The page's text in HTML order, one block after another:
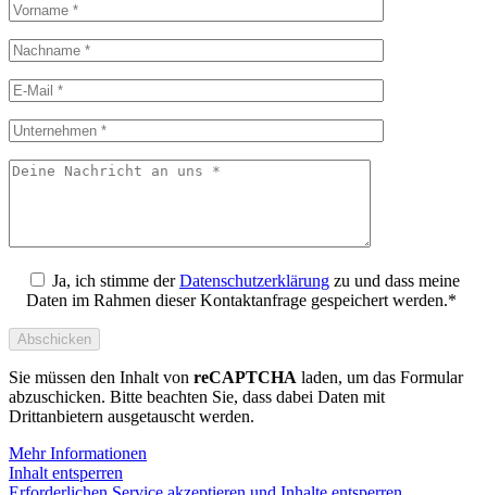
Ja, ich stimme derDatenschutzerklärung zu und dass meine
Daten im Rahmen dieser Kontaktanfrage gespeichert werden.*
Sie müssen den Inhalt von reCAPTCHA laden, um das Formular
abzuschicken. Bitte beachten Sie, dass dabei Daten mit
Drittanbietern ausgetauscht werden.
Mehr Informationen
Inhalt entsperren